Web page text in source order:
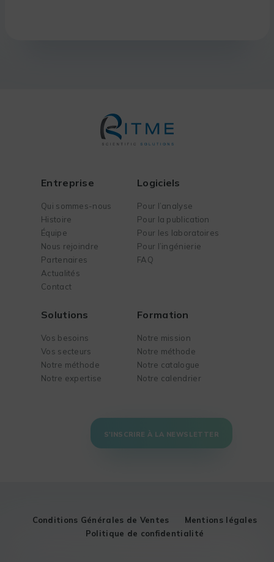
Entreprise
Qui sommes-nous
Histoire
Équipe
Nous rejoindre
Partenaires
Actualités
Contact
Logiciels
Pour l’analyse
Pour la publication
Pour les laboratoires
Pour l’ingénierie
FAQ
Solutions
Vos besoins
Vos secteurs
Notre méthode
Notre expertise
Formation
Notre mission
Notre méthode
Notre catalogue
Notre calendrier
S'INSCRIRE À LA NEWSLETTER
Conditions Générales de Ventes
Mentions légales
Politique de confidentialité